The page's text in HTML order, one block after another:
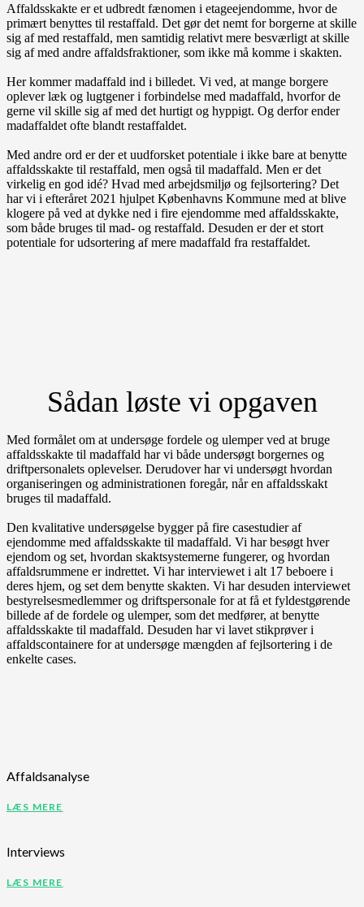
Affaldsskakte er et udbredt fænomen i etageejendomme, hvor de
primært benyttes til restaffald. Det gør det nemt for borgerne at skille
sig af med restaffald, men samtidig relativt mere besværligt at skille
sig af med andre affaldsfraktioner, som ikke må komme i skakten.
Her kommer madaffald ind i billedet. Vi ved, at mange borgere
oplever læk og lugtgener i forbindelse med madaffald, hvorfor de
gerne vil skille sig af med det hurtigt og hyppigt. Og derfor ender
madaffaldet ofte blandt restaffaldet.
Med andre ord er der et uudforsket potentiale i ikke bare at benytte
affaldsskakte til restaffald, men også til madaffald. Men er det
virkelig en god idé? Hvad med arbejdsmiljø og fejlsortering? Det
har vi i efteråret 2021 hjulpet Københavns Kommune med at blive
klogere på ved at dykke ned i fire ejendomme med affaldsskakte,
som både bruges til mad- og restaffald. Desuden er der et stort
potentiale for udsortering af mere madaffald fra restaffaldet.
Sådan løste vi opgaven
Med formålet om at undersøge fordele og ulemper ved at bruge
affaldsskakte til madaffald har vi både undersøgt borgernes og
driftpersonalets oplevelser. Derudover har vi undersøgt hvordan
organiseringen og administrationen foregår, når en affaldsskakt
bruges til madaffald.
Den kvalitative undersøgelse bygger på fire casestudier af
ejendomme med affaldsskakte til madaffald. Vi har besøgt hver
ejendom og set, hvordan skaktsystemerne fungerer, og hvordan
affaldsrummene er indrettet. Vi har interviewet i alt 17 beboere i
deres hjem, og set dem benytte skakten. Vi har desuden interviewet
bestyrelsesmedlemmer og driftspersonale for at få et fyldestgørende
billede af de fordele og ulemper, som det medfører, at benytte
affaldsskakte til madaffald. Desuden har vi lavet stikprøver i
affaldscontainere for at undersøge mængden af fejlsortering i de
enkelte cases.
Affaldsanalyse
LÆS MERE
Interviews
LÆS MERE